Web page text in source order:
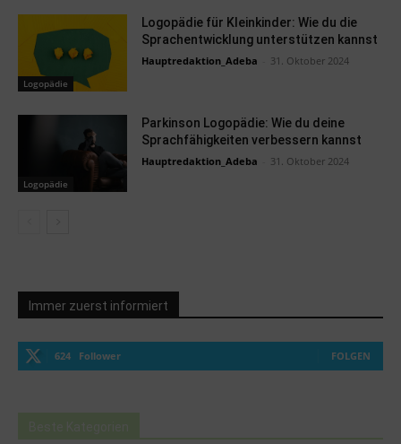
Logopädie
Logopädie für Kleinkinder: Wie du die
Sprachentwicklung unterstützen kannst
Hauptredaktion_Adeba 31. Oktober 2024
Logopädie
Parkinson Logopädie: Wie du deine
Sprachfähigkeiten verbessern kannst
Hauptredaktion_Adeba 31. Oktober 2024
Immer zuerst informiert
624 Follower FOLGEN